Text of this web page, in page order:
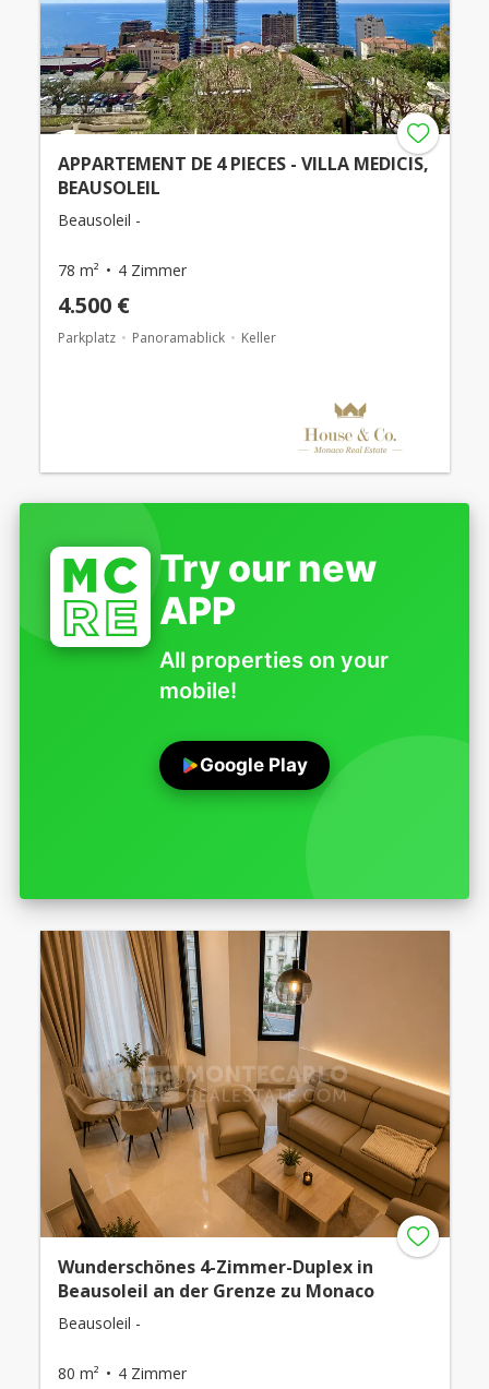
APPARTEMENT DE 4 PIECES - VILLA MEDICIS,
BEAUSOLEIL
Beausoleil -
78 m² 4 Zimmer
4.500 €
Parkplatz Panoramablick Keller
Try our new
APP
All properties on your
mobile!
Google Play
Wunderschönes 4-Zimmer-Duplex in
Beausoleil an der Grenze zu Monaco
Beausoleil -
80 m² 4 Zimmer